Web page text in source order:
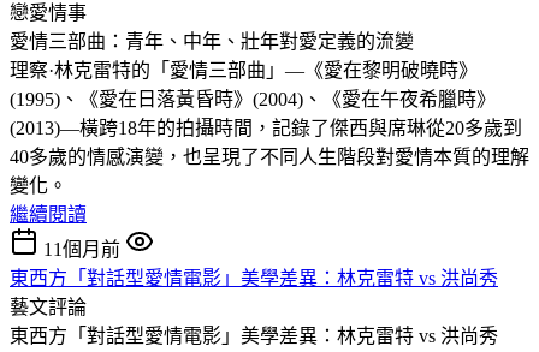
戀愛情事
愛情三部曲：青年、中年、壯年對愛定義的流變
理察·林克雷特的「愛情三部曲」—《愛在黎明破曉時》
(1995)、《愛在日落黃昏時》(2004)、《愛在午夜希臘時》
(2013)—橫跨18年的拍攝時間，記錄了傑西與席琳從20多歲到
40多歲的情感演變，也呈現了不同人生階段對愛情本質的理解
變化。
繼續閱讀
11個月前
東西方「對話型愛情電影」美學差異：林克雷特 vs 洪尚秀
藝文評論
東西方「對話型愛情電影」美學差異：林克雷特 vs 洪尚秀